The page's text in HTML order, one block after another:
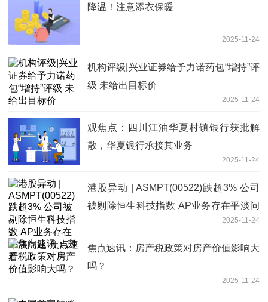
降温！注意添衣保暖
2025-11-24
机构评级|兴业证券给予力诺药包“增持”评
级 未给出目标价
2025-11-24
观焦点：四川江油华夏村镇银行获批解
散，华夏银行承接其业务
2025-11-24
港股异动 | ASMPT(00522)跌超3% 公司
被剔除恒生科技指数 AP业务存在平淡问
2025-11-24
焦点速讯：房产税政策对房产价值影响大
吗？
2025-11-24